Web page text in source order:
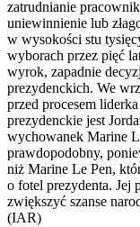
zatrudnianie
uniewinnienie lub
w wysokości stu
wyborach przez pięć
wyrok, zapadnie
prezydenckich. We
przed procesem
prezydenckie jest
wychowanek Marine
prawdopodobny,
niż Marine Le Pen,
o fotel prezydenta. Jej
zwiększyć szanse
(IAR)